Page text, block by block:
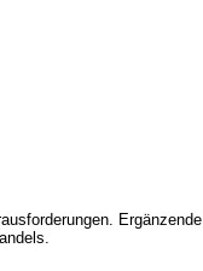
Ergänzende